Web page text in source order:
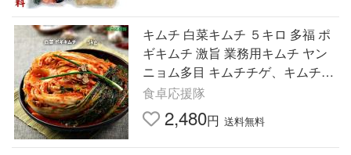
キムチ 白菜キムチ ５キロ 多福 ポ
ギキムチ 激旨 業務用キムチ ヤン
ニョム多目 キムチチゲ、キムチ炒
飯
食卓応援隊
2,480円 送料無料